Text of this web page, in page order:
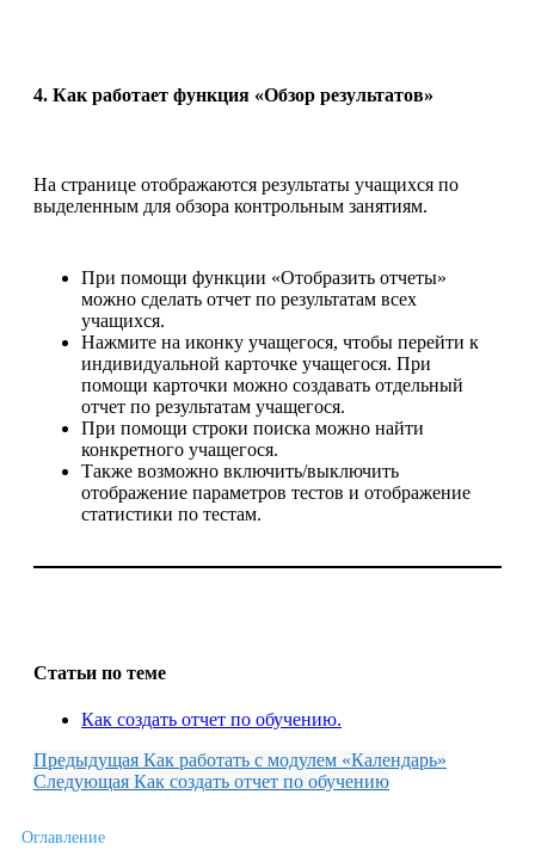
4. Как работает функция «Обзор результатов»
На странице отображаются результаты учащихся по
выделенным для обзора контрольным занятиям.
При помощи функции «Отобразить отчеты»
можно сделать отчет по результатам всех
учащихся.
Нажмите на иконку учащегося, чтобы перейти к
индивидуальной карточке учащегося. При
помощи карточки можно создавать отдельный
отчет по результатам учащегося.
При помощи строки поиска можно найти
конкретного учащегося.
Также возможно включить/выключить
отображение параметров тестов и отображение
статистики по тестам.
Статьи по теме
Как создать отчет по обучению.
Предыдущая Как работать с модулем «Календарь»
Следующая Как создать отчет по обучению
Оглавление